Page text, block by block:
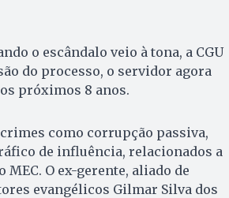
o escândalo veio à tona, a CGU
do processo, o servidor agora
próximos 8 anos.
como corrupção passiva,
de influência, relacionados a
O ex-gerente, aliado de
evangélicos Gilmar Silva dos